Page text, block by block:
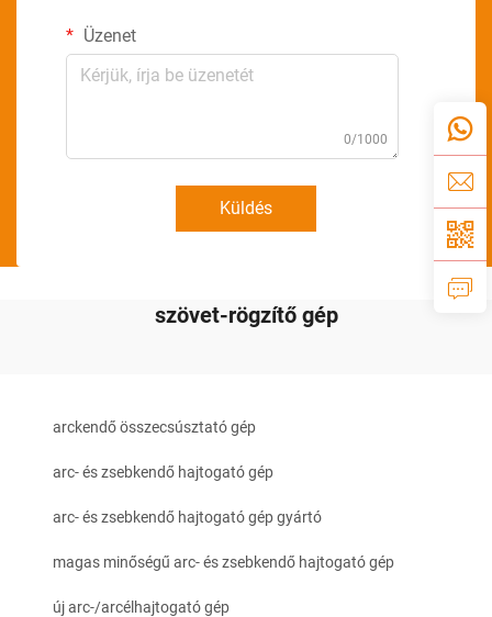
Üzenet
0/1000
Küldés
szövet-rögzítő gép
arckendő összecsúsztató gép
arc- és zsebkendő hajtogató gép
arc- és zsebkendő hajtogató gép gyártó
magas minőségű arc- és zsebkendő hajtogató gép
új arc-/arcélhajtogató gép